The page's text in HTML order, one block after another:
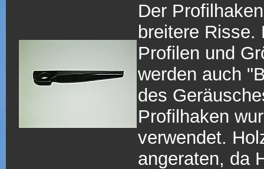
Der
breitere
Profilen und
werden auch
des
Profilhaken
verwendet.
angeraten, da